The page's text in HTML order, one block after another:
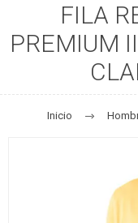
FILA
PREMIUM
Inicio